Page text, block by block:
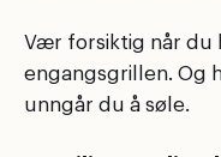
Vær forsiktig når du
engangsgrillen. Og
unngår du å søle.